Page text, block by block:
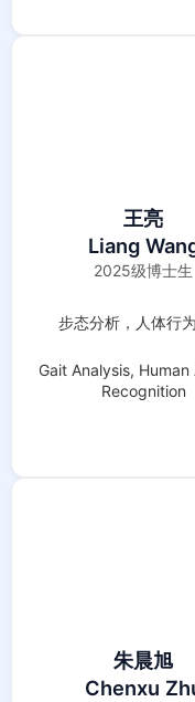
王亮
Liang
2025级博士生
步态分析，人体行
Gait Analysis,
Recognition
朱晨旭
Chenxu